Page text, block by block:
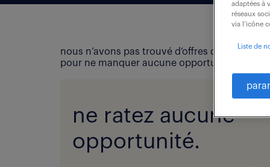
nous n’avons pas trouvé d’offres d’emploi
pour ne manquer aucune opportunité !
ne ratez aucune
opportunité.
adaptées à
réseaux
via l’icône
Liste de